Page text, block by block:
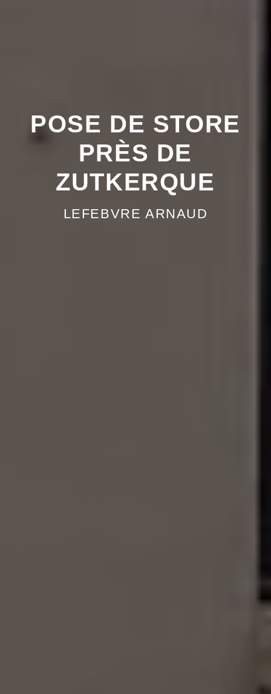
POSE DE STORE
PRÈS DE
ZUTKERQUE
LEFEBVRE ARNAUD